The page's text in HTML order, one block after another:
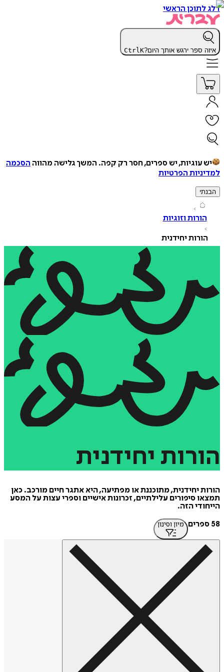
הראשי
ספר ירגש אותך היום? Ctrl K
עוגיות, יש ספרים, חסר רק קפה. המשך גלישה מהווההסכמה
הפרטיות
וזוגיות
יחידנית
יחידנית
יחידנית, מתוכננת או מפתיעה, היא אתגר חיים מורכב. כאן
סיפורים עלילתיים, זכרונות אישיים וספרי עצות על המסע
הזה.
מיון וסינון